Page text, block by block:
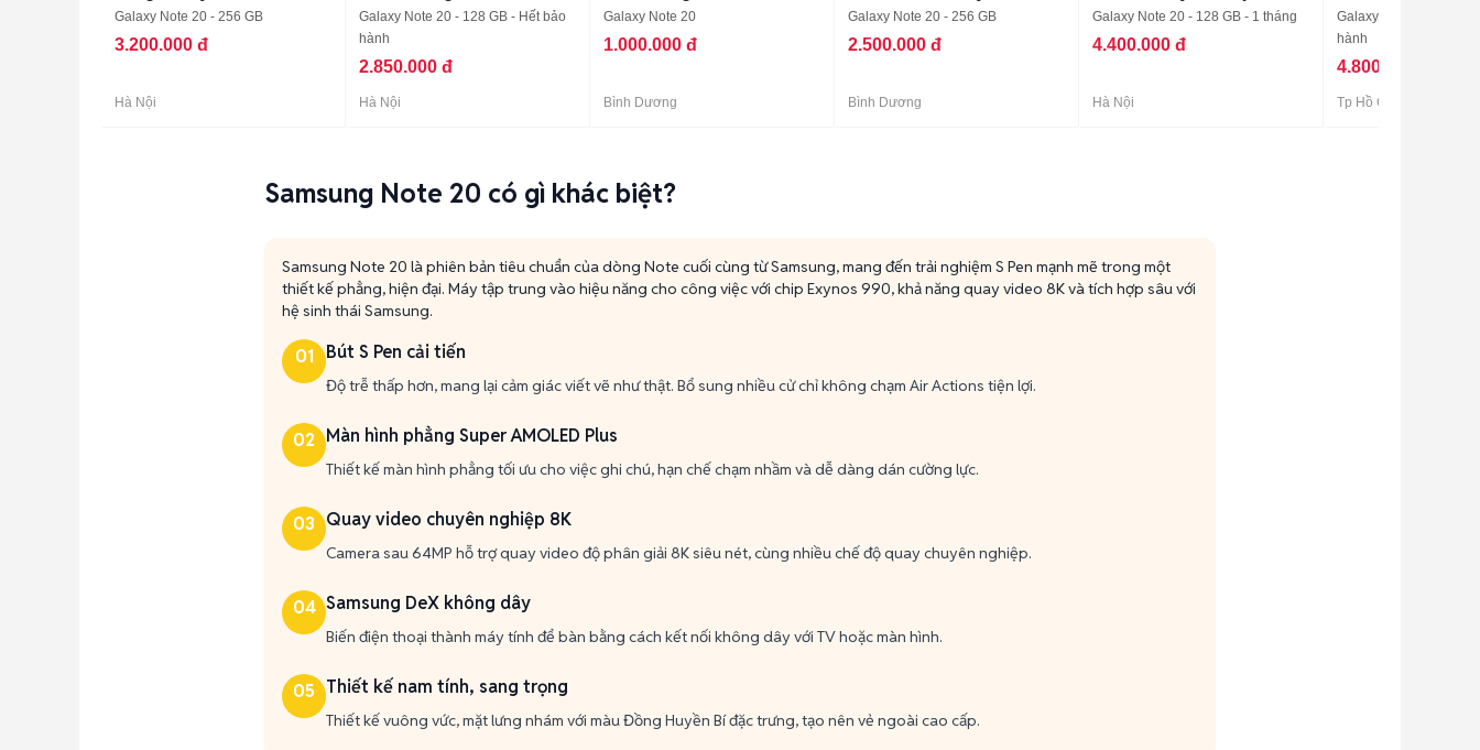
Galaxy Note 20 - 256 GB
3.200.000 đ
Hà Nội
Galaxy Note 20 - 128 GB - Hết bảo
hành
2.850.000 đ
Hà Nội
Galaxy Note 20
1.000.000 đ
Bình Dương
Galaxy Note 20 - 256 GB
2.500.000 đ
Bình Dương
Galaxy Note 20 - 128 GB - 1 tháng
4.400.000 đ
Hà Nội
Galaxy Note 20 - 256
hành
4.800.000 đ
Tp Hồ Chí Minh
Samsung Note 20 có gì khác biệt?
Samsung Note 20 là phiên bản tiêu chuẩn của dòng Note cuối cùng từ Samsung, mang đến trải nghiệm S Pen mạnh mẽ trong một
thiết kế phẳng, hiện đại. Máy tập trung vào hiệu năng cho công việc với chip Exynos 990, khả năng quay video 8K và tích hợp sâu với
hệ sinh thái Samsung.
01 Bút S Pen cải tiến
Độ trễ thấp hơn, mang lại cảm giác viết vẽ như thật. Bổ sung nhiều cử chỉ không chạm Air Actions tiện lợi.
02 Màn hình phẳng Super AMOLED Plus
Thiết kế màn hình phẳng tối ưu cho việc ghi chú, hạn chế chạm nhầm và dễ dàng dán cường lực.
03 Quay video chuyên nghiệp 8K
Camera sau 64MP hỗ trợ quay video độ phân giải 8K siêu nét, cùng nhiều chế độ quay chuyên nghiệp.
04 Samsung DeX không dây
Biến điện thoại thành máy tính để bàn bằng cách kết nối không dây với TV hoặc màn hình.
05 Thiết kế nam tính, sang trọng
Thiết kế vuông vức, mặt lưng nhám với màu Đồng Huyền Bí đặc trưng, tạo nên vẻ ngoài cao cấp.